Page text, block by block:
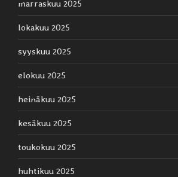
marraskuu 2025
lokakuu 2025
syyskuu 2025
elokuu 2025
heinäkuu 2025
kesäkuu 2025
toukokuu 2025
huhtikuu 2025